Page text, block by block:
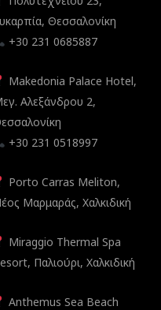
Θεσσαλονίκη
+30 231 0685887
Makedonia Palace Hotel,
Αλεξάνδρου 2,
+30 231 0518997
Porto Carras Meliton,
Μαρμαράς, Χαλκιδική
Miraggio Thermal Spa
Παλιούρι, Χαλκιδική
Anthemus Sea Beach